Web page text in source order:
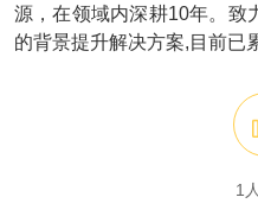
源，在领域内深耕10年。致
的背景提升解决方案,目前已
1